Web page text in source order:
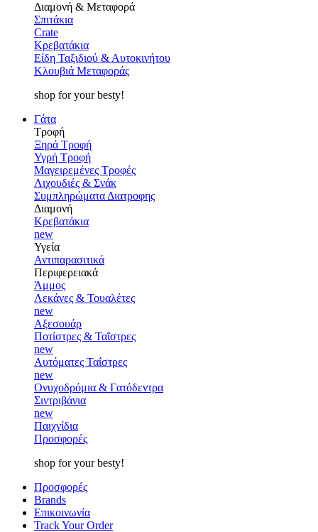
Διαμονή & Μεταφορά
Σπιτάκια
Crate
Κρεβατάκια
Είδη Ταξιδιού & Αυτοκινήτου
Κλουβιά Μεταφοράς
shop for your besty!
Γάτα
Τροφή
Ξηρά Τροφή
Υγρή Τροφή
Μαγειρεμένες Τροφές
Λιχουδιές & Σνάκ
Συμπληρώματα Διατροφης
Διαμονή
Κρεβατάκια
new
Υγεία
Αντιπαρασιτικά
Περιφερειακά
Άμμος
Λεκάνες & Τουαλέτες
new
Αξεσουάρ
Ποτίστρες & Ταΐστρες
new
Αυτόματες Ταΐστρες
new
Ονυχοδρόμια & Γατόδεντρα
Σιντριβάνια
new
Παιχνίδια
Προσφορές
shop for your besty!
Προσφορές
Brands
Επικοινωνία
Track Your Order